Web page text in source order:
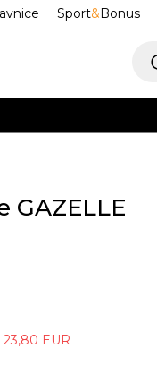
Sport&Bonus
EUR
GAZELLE
23,80 EUR